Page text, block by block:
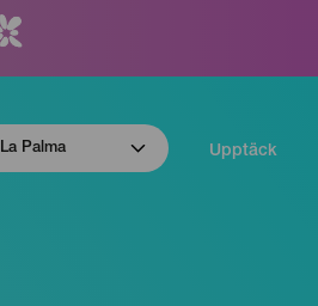
La Palma Upptäck